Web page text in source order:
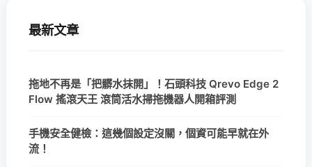
最新文章
拖地不再是「把髒水抹開」！石頭科技 Qrevo Edge 2
Flow 搖滾天王 滾筒活水掃拖機器人開箱評測
手機安全健檢：這幾個設定沒關，個資可能早就在外
流！